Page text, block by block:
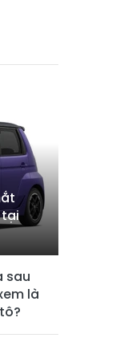
tại
sau
là